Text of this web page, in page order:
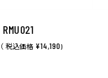
RMU021
（ 税込価格 ¥14,190)